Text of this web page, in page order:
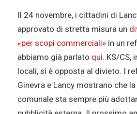
Il 24 novembre, i cittadini di
approvato di stretta misura un
«per scopi commerciali» in un
abbiamo già parlato qui. KS/CS,
locali, si è opposta al divieto. I
Ginevra e Lancy mostrano che
comunale sta sempre più